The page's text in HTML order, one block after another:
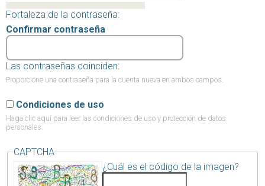
Fortaleza de la contraseña:
Confirmar contraseña
Las contraseñas coinciden:
Proporcione una contraseña para la cuenta nueva en ambos campos.
Condiciones de uso
Haga clic aquí para leer las condiciones de uso y protección de datos
personales.
CAPTCHA
¿Cuál es el código de la imagen?